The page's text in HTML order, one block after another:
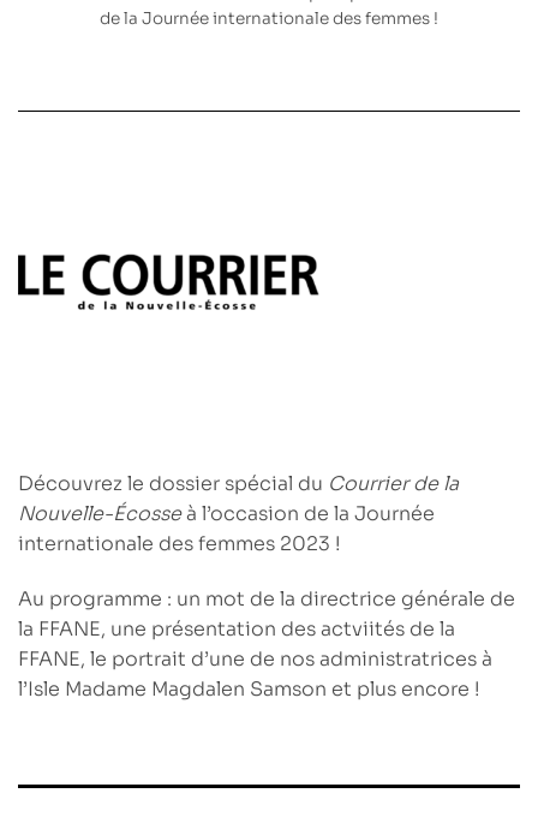
de la Journée internationale des femmes !
Découvrez le dossier spécial du Courrier de la
Nouvelle-Écosseà l’occasion de la Journée
internationale des femmes 2023 !
Au programme : un mot de la directrice générale de
la FFANE, une présentation des actviités de la
FFANE, le portrait d’une de nos administratrices à
l’Isle Madame Magdalen Samson et plus encore !